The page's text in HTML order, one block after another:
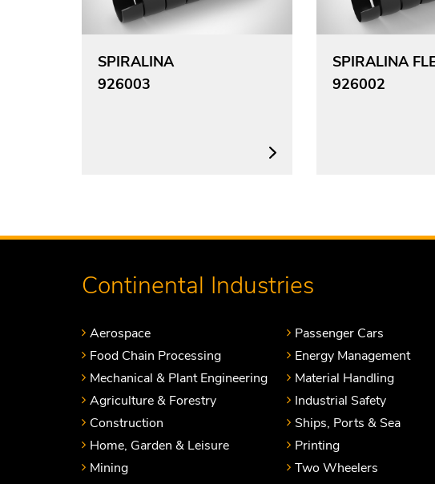
SPIRALINA
926003
SPIRALINA
926002
Continental Industries
Aerospace
Food Chain Processing
Mechanical & Plant Engineering
Agriculture & Forestry
Construction
Home, Garden & Leisure
Mining
Passenger Cars
Energy Management
Material Handling
Industrial Safety
Ships, Ports & Sea
Printing
Two Wheelers